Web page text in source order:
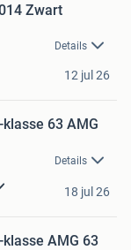
Zwart
Details
12 jul 26
63 AMG
Details
18 jul 26
AMG 63